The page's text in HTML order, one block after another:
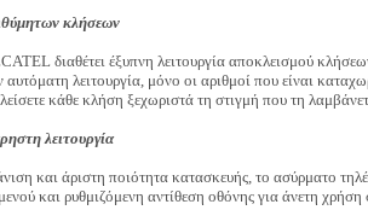
κλήσεων
διαθέτει έξυπνη λειτουργία αποκλεισμού
λειτουργία, μόνο οι αριθμοί που είναι
κάθε κλήση ξεχωριστά τη στιγμή που τη
λειτουργία
και άριστη ποιότητα κατασκευής, το ασύρματο
και ρυθμιζόμενη αντίθεση οθόνης για άνετη